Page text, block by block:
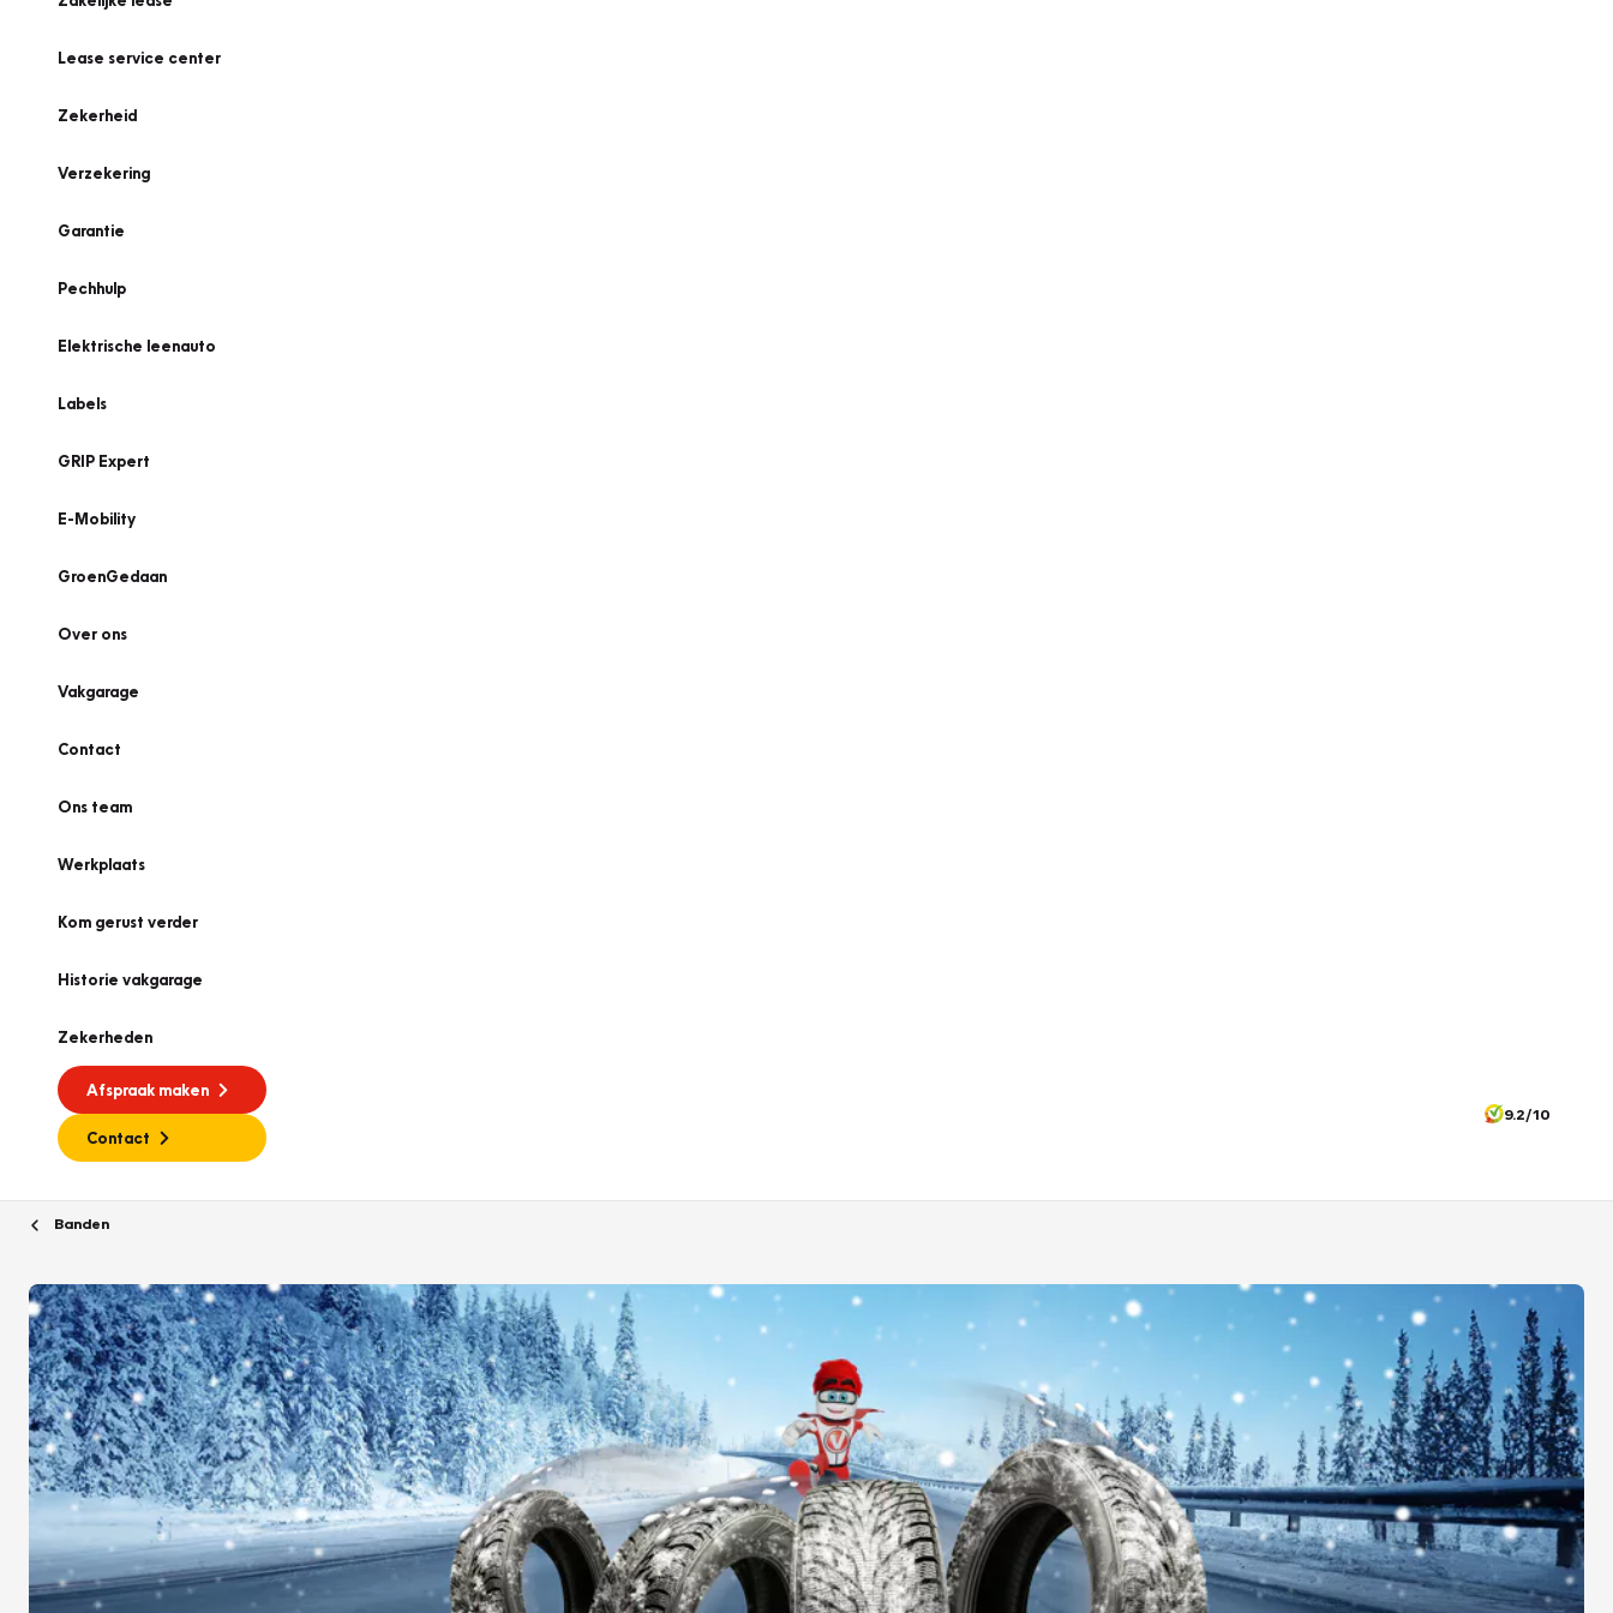
Lease service center
Zekerheid
Verzekering
Garantie
Pechhulp
Elektrische leenauto
Labels
GRIP Expert
E-Mobility
GroenGedaan
Over ons
Vakgarage
Contact
Ons team
Werkplaats
Kom gerust verder
Historie vakgarage
Zekerheden
Afspraak maken
Contact
9.2/10
Banden